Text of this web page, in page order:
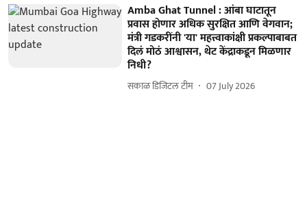
Amba Ghat Tunnel : आंबा घाटातून
प्रवास होणार अधिक सुरक्षित आणि वेगवान;
मंत्री गडकरींनी 'या' महत्त्वाकांक्षी प्रकल्पाबाबत
दिलं मोठं आश्वासन, थेट केंद्राकडून मिळणार
निधी?
सकाळ डिजिटल टीम 07 July 2026